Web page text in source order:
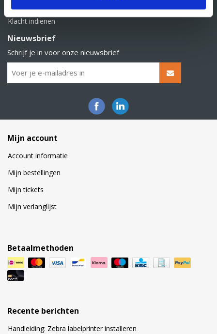
Klacht indienen
Nieuwsbrief
Schrijf je in voor onze nieuwsbrief
Mijn account
Account informatie
Mijn bestellingen
Mijn tickets
Mijn verlanglijst
Betaalmethoden
Recente berichten
Handleiding: Zebra labelprinter installeren